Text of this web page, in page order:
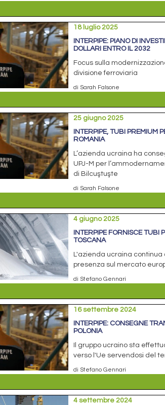
18 luglio 2025
INTERPIPE: PIANO DI
DOLLARI ENTRO IL 2032
Focus sulla
divisione ferroviaria
di Sarah Falsone
25 giugno 2025
INTERPIPE, TUBI PREMIUM
ROMANIA
L’azienda ucraina ha
UPJ-M per
di Bilcuştuşte
di Sarah Falsone
4 giugno 2025
INTERPIPE FORNISCE TUBI
TOSCANA
L'azienda ucraina continua
presenza sul mercato
di Stefano Gennari
16 settembre 2024
INTERPIPE: CONSEGNE
POLONIA
Il gruppo ucraino sta
verso l'Ue servendosi del
di Stefano Gennari
4 settembre 2024